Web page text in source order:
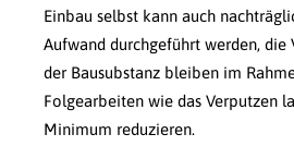
Einbau selbst kann auch
Aufwand durchgeführt werden, die
der Bausubstanz bleiben im
Folgearbeiten wie das Verputzen
Minimum reduzieren.